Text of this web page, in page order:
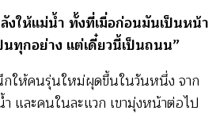
งให้แม่น้ำ ทั้งที่เมื่อก่อนมันเป็นหน้า
ทุกอย่าง แต่เดี๋ยวนี้เป็นถนน”
กให้คนรุ่นใหม่ผุดขึ้นในวันหนึ่ง จาก
และคนในละแวก เขามุ่งหน้าต่อไป